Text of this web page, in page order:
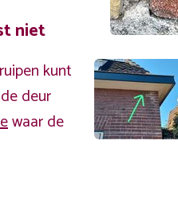
niet
kunt
deur
waar de